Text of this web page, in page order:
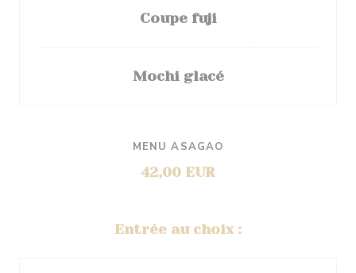
Coupe fuji
Mochi glacé
MENU ASAGAO
42,00 EUR
Entrée au choix :